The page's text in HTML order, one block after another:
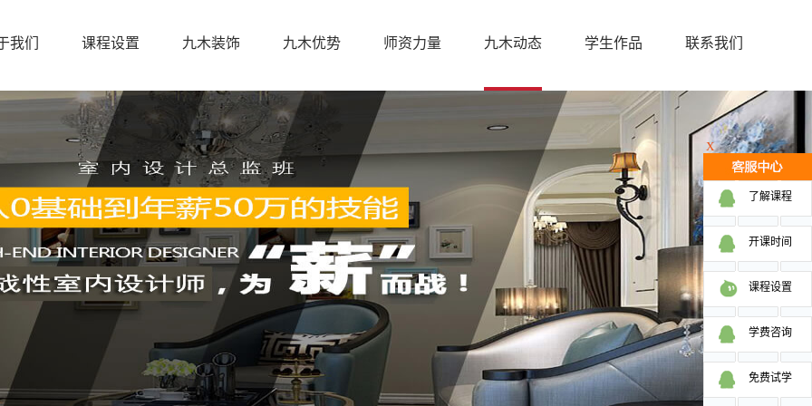
我们 课程设置 九木装饰 九木优势 师资力量 九木动态 学生作品 联系我们
X
了解课程
开课时间
课程设置
学费咨询
免费试学